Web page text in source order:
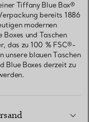
Tiffany Blue Box®
bereits 1886
modernen
und Taschen
das zu 100 % FSC®-
unsere blauen Taschen
Blue Boxes derzeit zu